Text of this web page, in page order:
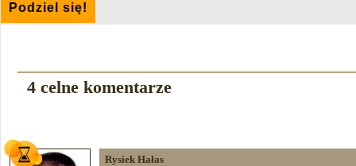
Podziel się!
4 celne komentarze
Rysiek Hałas